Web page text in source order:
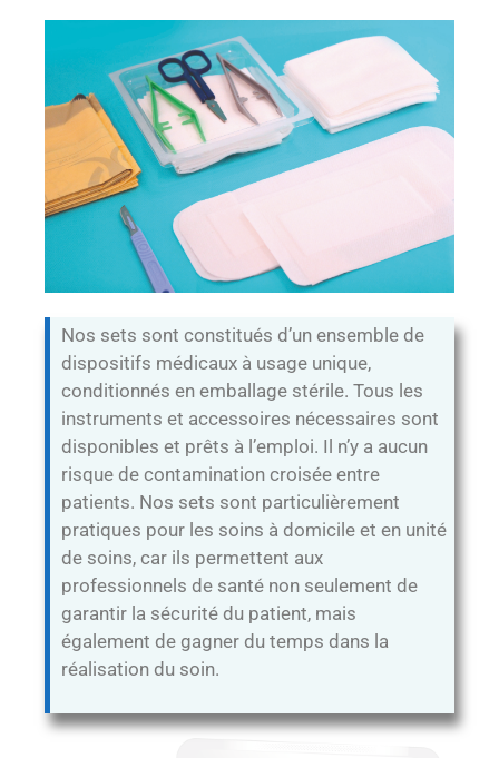
Nos sets sont constitués d’un ensemble de
dispositifs médicaux à usage unique,
conditionnés en emballage stérile. Tous les
instruments et accessoires nécessaires sont
disponibles et prêts à l’emploi. Il n’y a aucun
risque de contamination croisée entre
patients. Nos sets sont particulièrement
pratiques pour les soins à domicile et en unité
de soins, car ils permettent aux
professionnels de santé non seulement de
garantir la sécurité du patient, mais
également de gagner du temps dans la
réalisation du soin.